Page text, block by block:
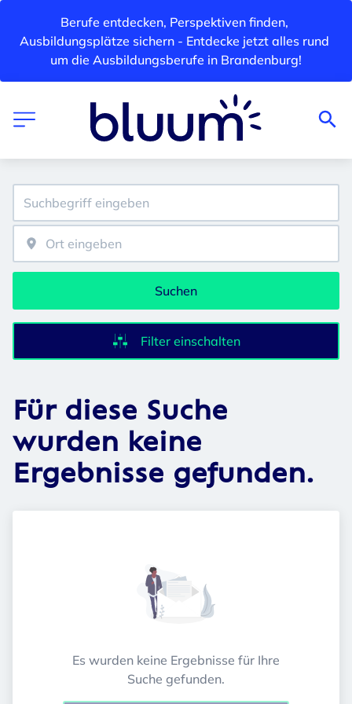
Berufe entdecken, Perspektiven finden,
Ausbildungsplätze sichern - Entdecke jetzt alles rund
um die Ausbildungsberufe in Brandenburg!
Suchen
Filter einschalten
Für diese Suche
wurden keine
Ergebnisse gefunden.
Es wurden keine Ergebnisse für Ihre
Suche gefunden.